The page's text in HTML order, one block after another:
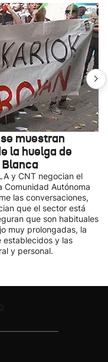
muestran
la huelga de
y CNT negocian el
Comunidad Autónoma
las conversaciones,
que el sector está
que son habituales
muy prolongadas, la
establecidos y las
y personal.